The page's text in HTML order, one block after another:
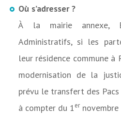
Où s’adresser ?
À la mairie annexe,
Administratifs, si les
leur résidence commune à
modernisation de la
prévu le transfert des
à compter du 1ernovembre